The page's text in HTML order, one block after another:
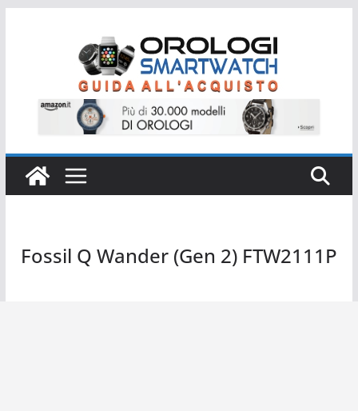
Fossil Q Wander (Gen 2) FTW2111P